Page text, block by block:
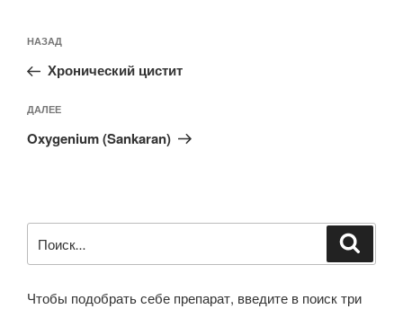
по
записям
Предыдущая
запись:
НАЗАД
Хронический цистит
Следующая
запись
ДАЛЕЕ
Oxygenium (Sankaran)
Чтобы подобрать себе препарат, введите в поиск три